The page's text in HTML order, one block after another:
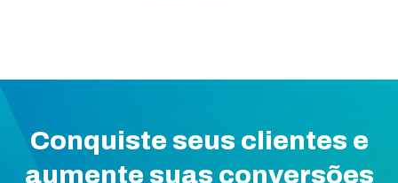
Conquiste seus clientes e
aumente suas conversões